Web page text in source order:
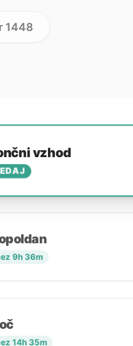
1448
vzhod
9h 36m
14h 35m